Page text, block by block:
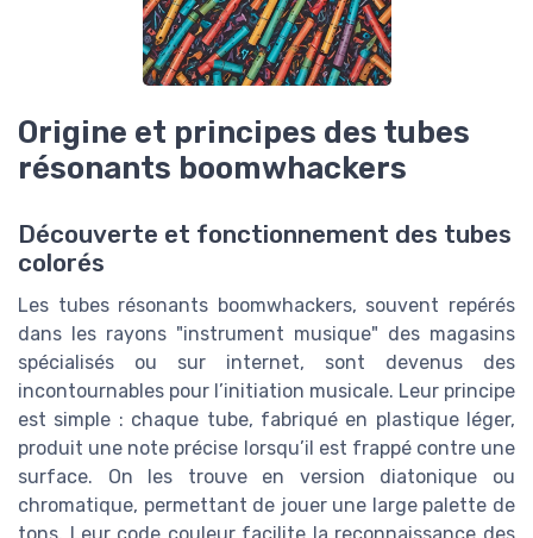
Origine et principes des tubes
résonants boomwhackers
Découverte et fonctionnement des tubes
colorés
Les tubes résonants boomwhackers, souvent repérés
dans les rayons "instrument musique" des magasins
spécialisés ou sur internet, sont devenus des
incontournables pour l’initiation musicale. Leur principe
est simple : chaque tube, fabriqué en plastique léger,
produit une note précise lorsqu’il est frappé contre une
surface. On les trouve en version diatonique ou
chromatique, permettant de jouer une large palette de